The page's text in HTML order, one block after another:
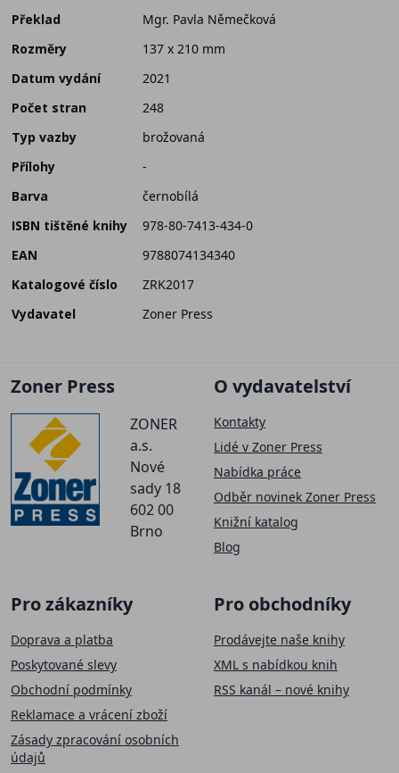
Překlad
Mgr. Pavla Němečková
Rozměry
137 x 210 mm
Datum vydání
2021
Počet stran
248
Typ vazby
brožovaná
Přílohy
-
Barva
černobílá
ISBN tištěné knihy
978-80-7413-434-0
EAN
9788074134340
Katalogové číslo
ZRK2017
Vydavatel
Zoner Press
Zoner Press
ZONER
a.s.
Nové
sady 18
602 00
Brno
O vydavatelství
Kontakty
Lidé v Zoner Press
Nabídka práce
Odběr novinek Zoner Press
Knižní katalog
Blog
Pro zákazníky
Doprava a platba
Poskytované slevy
Obchodní podmínky
Reklamace a vrácení zboží
Zásady zpracování osobních
údajů
Pro obchodníky
Prodávejte naše knihy
XML s nabídkou knih
RSS kanál – nové knihy